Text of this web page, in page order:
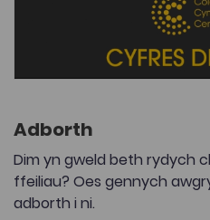
Adborth
Dim yn gweld beth rydych
ffeiliau? Oes gennych
adborth i ni.